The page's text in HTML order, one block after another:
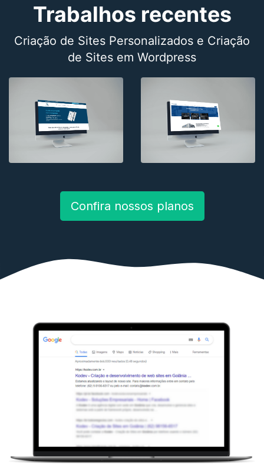
Trabalhos recentes
Criação de Sites Personalizados e Criação
de Sites em Wordpress
Confira nossos planos